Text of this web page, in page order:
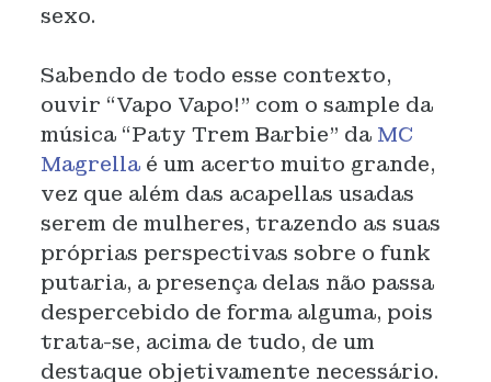
sexo.
Sabendo de todo esse contexto,
ouvir “Vapo Vapo!” com o sample da
música “Paty Trem Barbie” da MC
Magrellaé um acerto muito grande,
vez que além das acapellas usadas
serem de mulheres, trazendo as suas
próprias perspectivas sobre o funk
putaria, a presença delas não passa
despercebido de forma alguma, pois
trata-se, acima de tudo, de um
destaque objetivamente necessário.